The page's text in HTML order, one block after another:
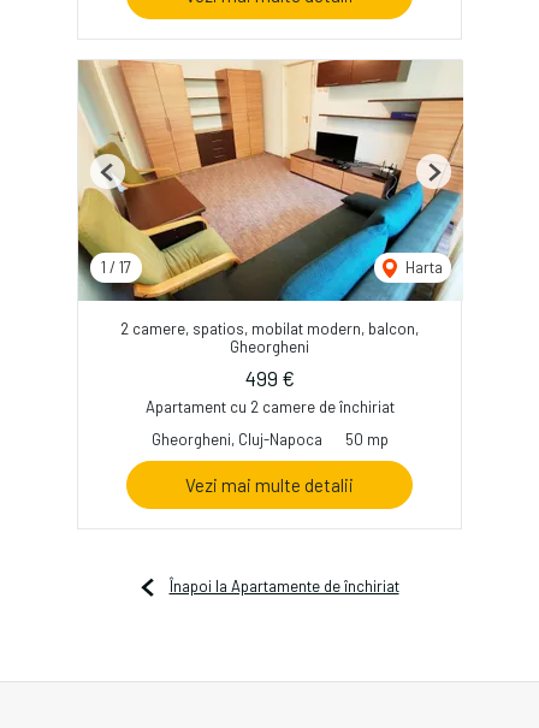
1 / 17 Harta
Previous Next
2 camere, spatios, mobilat modern, balcon,
Gheorgheni
499 €
Apartament cu 2 camere de închiriat
Gheorgheni, Cluj-Napoca
50 mp
Vezi mai multe detalii
Înapoi la Apartamente de închiriat